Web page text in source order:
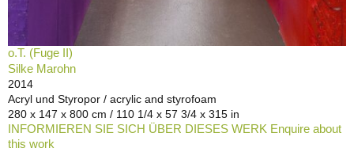
o.T. (Fuge II)
Silke Marohn
2014
Acryl und Styropor / acrylic and styrofoam
280 x 147 x 800 cm / 110 1/4 x 57 3/4 x 315 in
INFORMIEREN SIE SICH ÜBER DIESES WERK Enquire about
this work